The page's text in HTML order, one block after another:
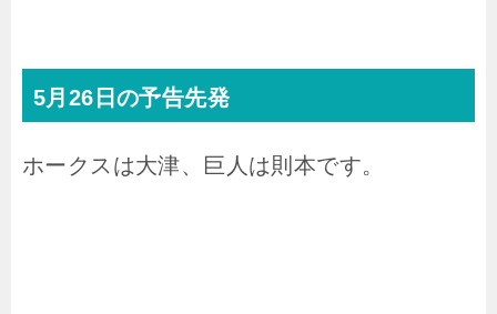
5月26日の予告先発
ホークスは大津、巨人は則本です。